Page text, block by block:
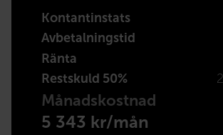
Kontantinstats
Avbetalningstid
Ränta
Restskuld 50%
Månadskostnad
5 343 kr/mån